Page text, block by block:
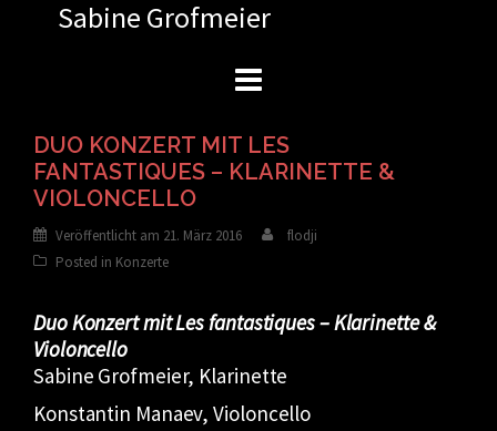
Sabine Grofmeier
DUO KONZERT MIT LES
FANTASTIQUES – KLARINETTE &
VIOLONCELLO
Veröffentlicht am 21. März 2016
flodji
Posted in Konzerte
Duo Konzert mit Les fantastiques – Klarinette &
Violoncello
Sabine Grofmeier, Klarinette
Konstantin Manaev, Violoncello